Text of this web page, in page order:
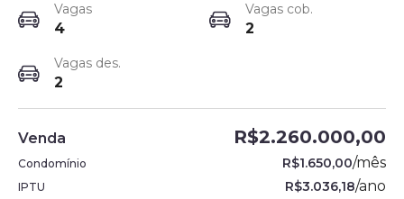
Vagas
4
Vagas cob.
2
Vagas des.
2
Venda R$2.260.000,00
Condomínio R$1.650,00/mês
IPTU R$3.036,18/ano